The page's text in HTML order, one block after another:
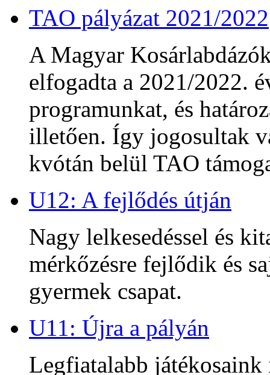
TAO pályázat 2021/2022
A Magyar
elfogadta a 2021/2022.
programunkat, és
illetően. Így jogosultak
kvótán belül TAO
U12: A fejlődés útján
Nagy lelkesedéssel és
mérkőzésre fejlődik és
gyermek csapat.
U11: Újra a pályán
Legfiatalabb